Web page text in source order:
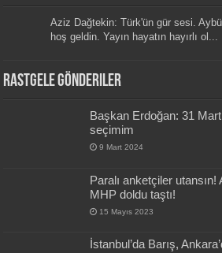
Aziz Dağtekin: Türk'ün gür sesi.
hoş geldin. Yayın hayatın hayırlı ol...
Rastgele Gönderiler
Başkan Erdoğan: 31
seçimim
9 Mart 2024
Paralı anketçiler
MHP doldu taştı!
15 Mayıs 2023
İstanbul’da Barış,